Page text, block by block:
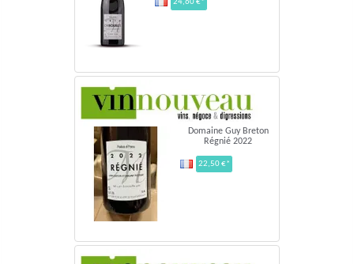
24,60 €*
Domaine Guy Breton
Régnié 2022
22,50 €*